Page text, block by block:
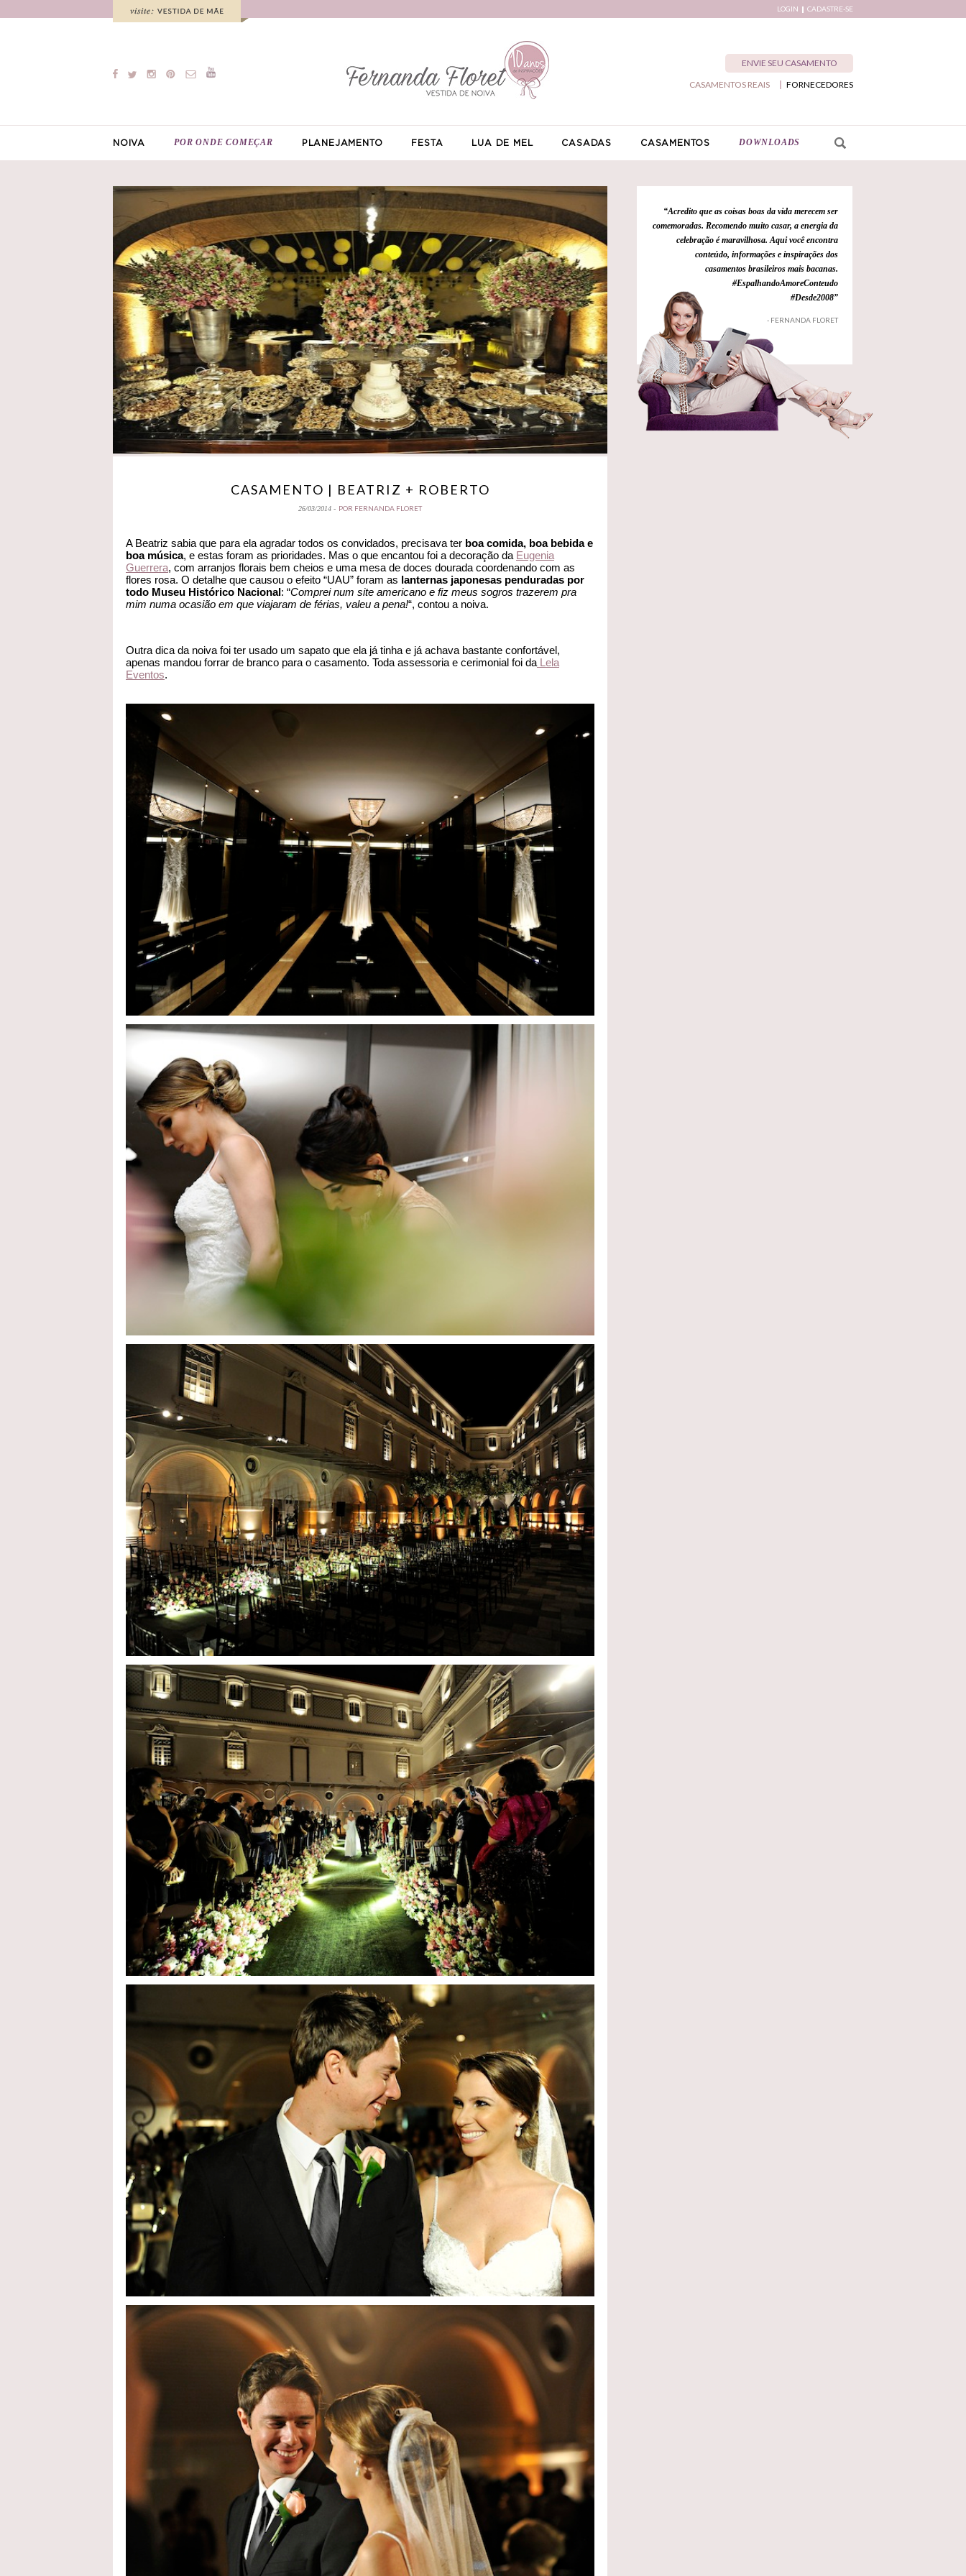
LOGIN CADASTRE-SE
ENVIE SEU CASAMENTO
FORNECEDORES
CASAMENTOS REAIS
NOIVA POR ONDE COMEÇAR PLANEJAMENTO FESTA LUA DE MEL CASADAS CASAMENTOS DOWNLOADS
CASAMENTO | BEATRIZ + ROBERTO
26/03/2014 - POR FERNANDA FLORET
A Beatriz sabia que para ela agradar todos os convidados, precisava ter boa comida, boa bebida e
boa música, e estas foram as prioridades. Mas o que encantou foi a decoração da Eugenia
Guerrera, com arranjos florais bem cheios e uma mesa de doces dourada coordenando com as
flores rosa. O detalhe que causou o efeito “UAU” foram as lanternas japonesas penduradas por
todo Museu Histórico Nacional: “Comprei num site americano e fiz meus sogros trazerem pra
mim numa ocasião em que viajaram de férias, valeu a pena!“, contou a noiva.
Outra dica da noiva foi ter usado um sapato que ela já tinha e já achava bastante confortável,
apenas mandou forrar de branco para o casamento. Toda assessoria e cerimonial foi da Lela
Eventos.
“Acredito que as coisas boas da vida merecem ser
comemoradas. Recomendo muito casar, a energia da
celebração é maravilhosa. Aqui você encontra
conteúdo, informações e inspirações dos
casamentos brasileiros mais bacanas.
#EspalhandoAmoreConteudo
#Desde2008”
- FERNANDA FLORET